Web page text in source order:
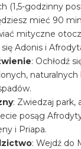
(1,5-godzinny
mieć 90
mityczne
Adonis i
: Ochłodź
naturalnych
: Zwiedzaj park,
posąg
i Priapa.
: Wejdź do